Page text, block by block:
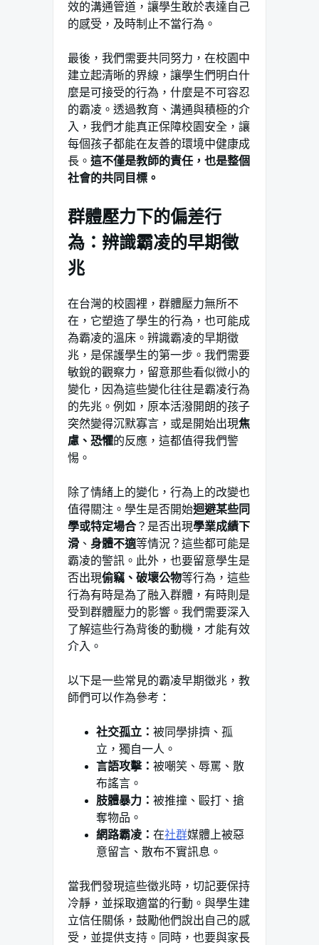
效的溝通管道，讓學生敢於表達自己
的感受，及時制止不當行為。
最後，我們需要共同努力，在校園中
建立起清晰的界線，讓學生們明白什
麼是可接受的行為，什麼是不可容忍
的霸凌。透過教育、溝通與積極的介
入，我們才能真正保障校園安全，讓
每個孩子都能在友善的環境中健康成
長。 這不僅是教師的責任，也是整個
社會的共同目標。
群體壓力下的偏差行
為：辨識霸凌的早期徵
兆
在台灣的校園裡，群體壓力無所不
在，它塑造了學生的行為，也可能成
為霸凌的溫床。辨識霸凌的早期徵
兆，是保護學生的第一步。我們需要
敏銳的觀察力，留意那些看似微小的
變化，因為這些變化往往是霸凌行為
的先兆。例如，原本活潑開朗的孩子
突然變得沉默寡言，或是開始出現焦
慮、恐懼的反應，這都值得我們警
惕。
除了情緒上的變化，行為上的改變也
值得關注。學生是否開始迴避某些同
學或特定場合 ？是否出現學業成績下
滑 、 身體不適等情況？這些都可能是
霸凌的警訊。此外，也要留意學生是
否出現偷竊、破壞公物等行為，這些
行為有時是為了融入群體，有時則是
受到群體壓力的影響。我們需要深入
了解這些行為背後的動機，才能有效
介入。
以下是一些常見的霸凌早期徵兆，教
師們可以作為參考：
社交孤立： 被同學排擠、孤
立，獨自一人。
言語攻擊： 被嘲笑、辱罵、散
布謠言。
肢體暴力： 被推撞、毆打、搶
奪物品。
網路霸凌： 在社群媒體上被惡
意留言、散布不實訊息。
當我們發現這些徵兆時，切記要保持
冷靜，並採取適當的行動。與學生建
立信任關係，鼓勵他們說出自己的感
受，並提供支持。同時，也要與家長